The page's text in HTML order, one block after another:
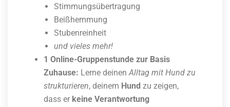
Stimmungsübertragung
Beißhemmung
Stubenreinheit
und vieles mehr!
1 Online-Gruppenstunde zur Basis
Zuhause: Lerne deinenAlltag mit Hund zu
strukturieren, deinem Hund zu zeigen,
dass er keine Verantwortung